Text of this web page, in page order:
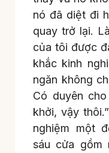
nó đã diệt đi
quay trở lại.
của tôi được
khắc kinh
ngăn không
Có duyên
khởi, vậy
nghiệm một
sáu cửa gồm